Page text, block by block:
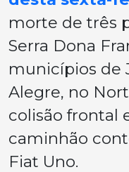
morte de três
Serra Dona
municípios de
Alegre, no
colisão frontal
caminhão
Fiat Uno.